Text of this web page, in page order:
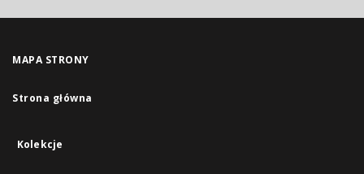
MAPA STRONY
Strona główna
Kolekcje